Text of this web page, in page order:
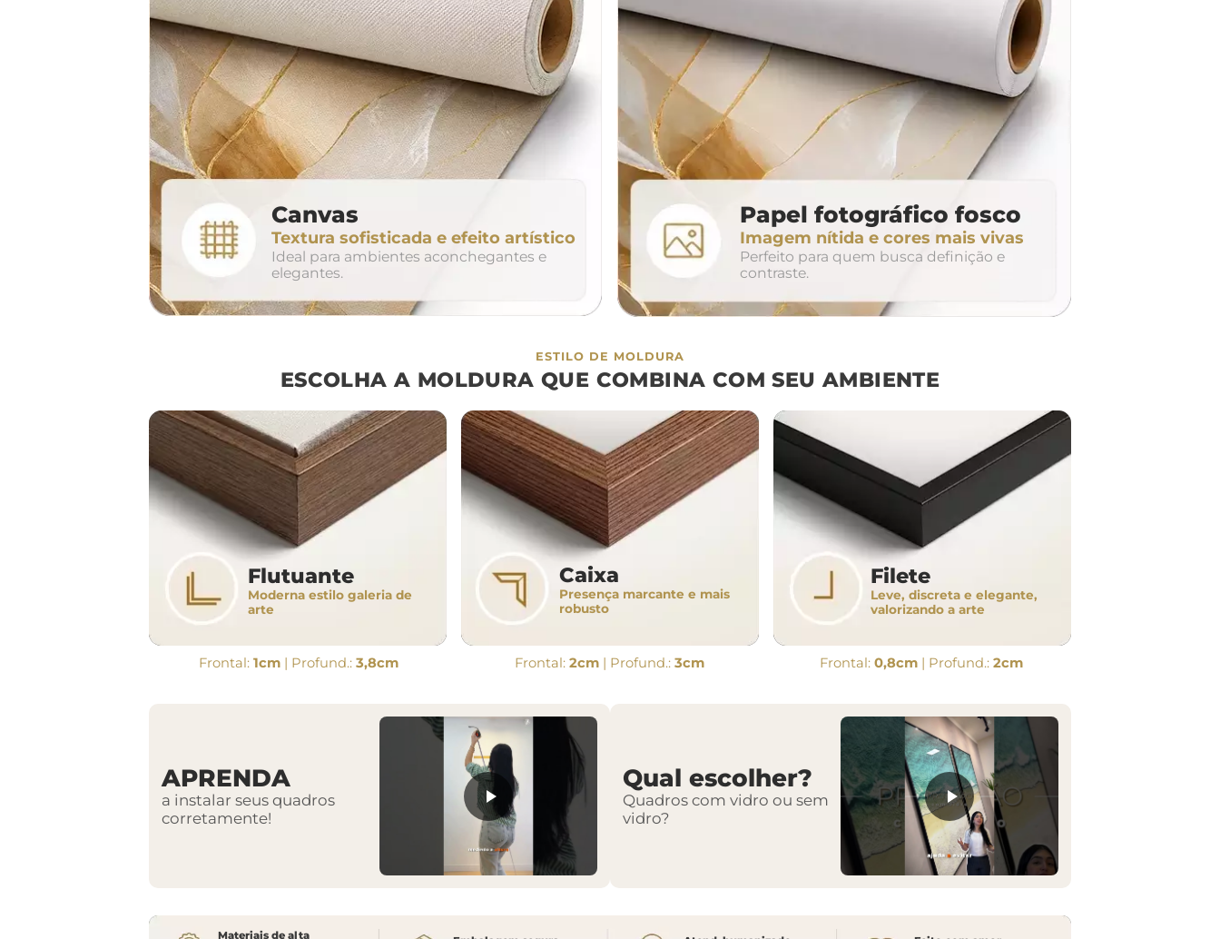
largura aproximada
160cm 200cm 240cm
280cm 320cm
conjunto
avulso duo trio
Canvas
Textura sofisticada e efeito artístico
Ideal para ambientes aconchegantes e
elegantes.
Papel fotográfico fosco
Imagem nítida e cores mais vivas
Perfeito para quem busca definição e
contraste.
ESTILO DE MOLDURA
ESCOLHA A MOLDURA QUE COMBINA COM SEU AMBIENTE
Flutuante
Moderna estilo galeria de
arte
Frontal: 1cm| Profund.: 3,8cm
Caixa
Presença marcante e mais
robusto
Frontal:2cm | Profund.:3cm
Filete
Leve, discreta e elegante,
valorizando a arte
Frontal:0,8cm | Profund.:2cm
APRENDA
a instalar seus quadros
corretamente!
Qual escolher?
Quadros com vidro ou sem
vidro?
Materiais de alta